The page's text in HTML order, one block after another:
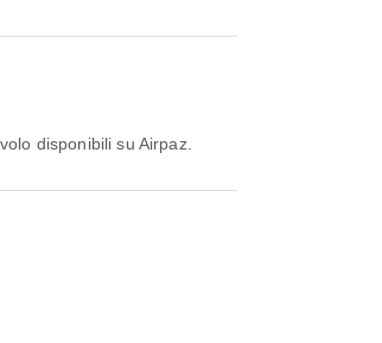
disponibili su Airpaz.